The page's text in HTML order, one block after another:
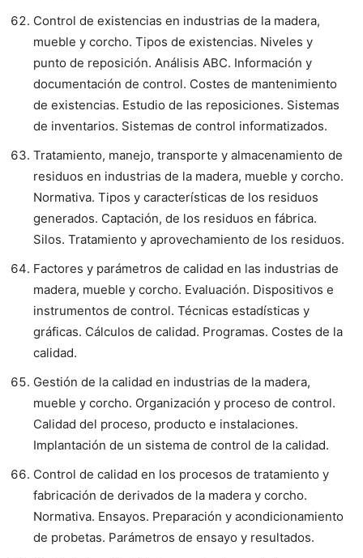
Control de existencias en industrias de la madera,
mueble y corcho. Tipos de existencias. Niveles y
punto de reposición. Análisis ABC. Información y
documentación de control. Costes de mantenimiento
de existencias. Estudio de las reposiciones. Sistemas
de inventarios. Sistemas de control informatizados.
Tratamiento, manejo, transporte y almacenamiento de
residuos en industrias de la madera, mueble y corcho.
Normativa. Tipos y características de los residuos
generados. Captación, de los residuos en fábrica.
Silos. Tratamiento y aprovechamiento de los residuos.
Factores y parámetros de calidad en las industrias de
madera, mueble y corcho. Evaluación. Dispositivos e
instrumentos de control. Técnicas estadísticas y
gráficas. Cálculos de calidad. Programas. Costes de la
calidad.
Gestión de la calidad en industrias de la madera,
mueble y corcho. Organización y proceso de control.
Calidad del proceso, producto e instalaciones.
Implantación de un sistema de control de la calidad.
Control de calidad en los procesos de tratamiento y
fabricación de derivados de la madera y corcho.
Normativa. Ensayos. Preparación y acondicionamiento
de probetas. Parámetros de ensayo y resultados.